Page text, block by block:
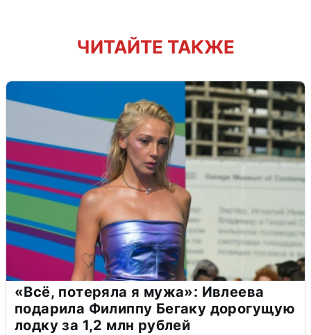
ЧИТАЙТЕ ТАКЖЕ
«Всё, потеряла я мужа»: Ивлеева
подарила Филиппу Бегаку дорогущую
лодку за 1,2 млн рублей